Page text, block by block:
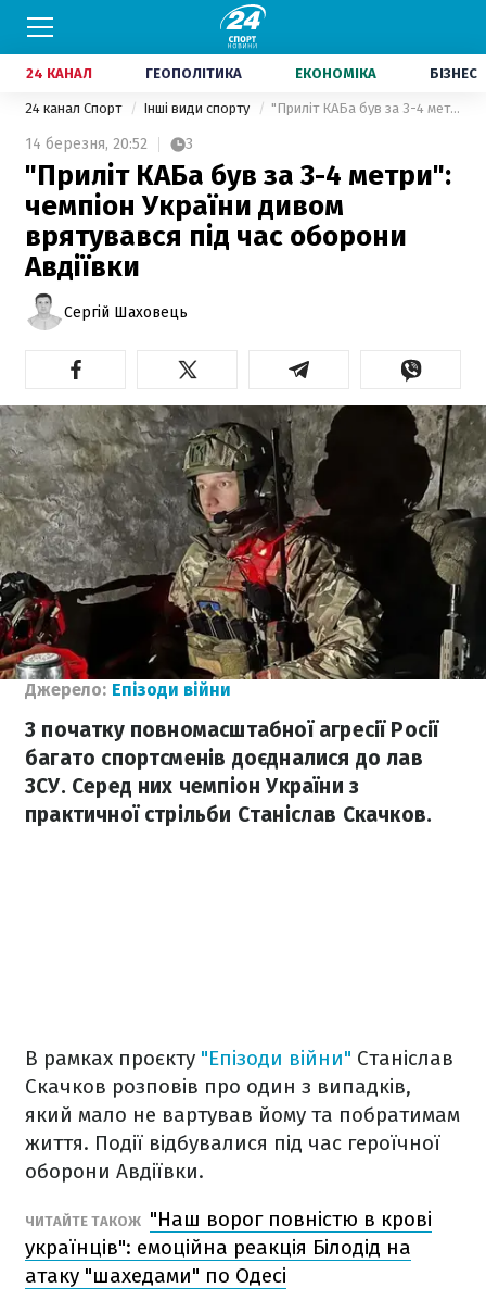
24 КАНАЛ ГЕОПОЛІТИКА ЕКОНОМІКА БІЗНЕС
24 канал Спорт Інші види спорту "Приліт КАБа був за 3-4 метри": чемпіон України дивом врятувався під час оборони Авдіївки
14 березня, 20:52 3
"Приліт КАБа був за 3-4 метри":
чемпіон України дивом
врятувався під час оборони
Авдіївки
Сергій Шаховець
Джерело: Епізоди війни
З початку повномасштабної агресії Росії
багато спортсменів доєдналися до лав
ЗСУ. Серед них чемпіон України з
практичної стрільби Станіслав Скачков.
В рамках проєкту "Епізоди війни" Станіслав
Скачков розповів про один з випадків,
який мало не вартував йому та побратимам
життя. Події відбувалися під час героїчної
оборони Авдіївки.
ЧИТАЙТЕ ТАКОЖ "Наш ворог повністю в крові
українців": емоційна реакція Білодід на
атаку "шахедами" по Одесі